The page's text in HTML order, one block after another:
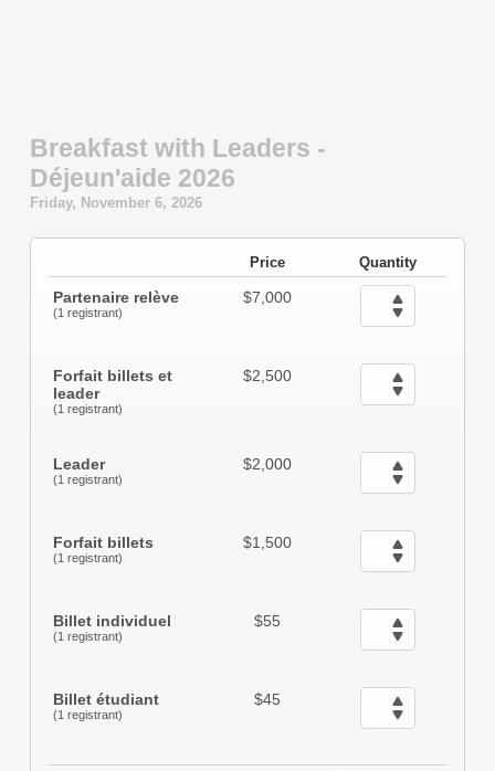
Breakfast with Leaders -
Déjeun'aide 2026
Friday, November 6, 2026
Price Quantity
Partenaire relève
(1 registrant)
$7,000
Forfait billets et
leader
(1 registrant)
$2,500
Leader
(1 registrant)
$2,000
Forfait billets
(1 registrant)
$1,500
Billet individuel
(1 registrant)
$55
Billet étudiant
(1 registrant)
$45